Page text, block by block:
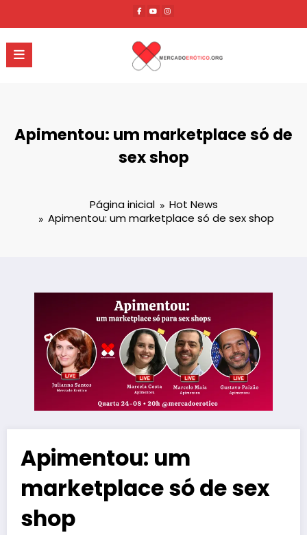
o
conteúdo
Apimentou: um marketplace só de
sex shop
Página inicial
Hot News
Apimentou: um marketplace só de sex shop
Apimentou: um
marketplace só de sex
shop